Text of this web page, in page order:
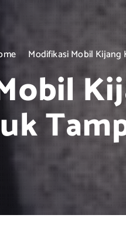
Modifikasi Mobil